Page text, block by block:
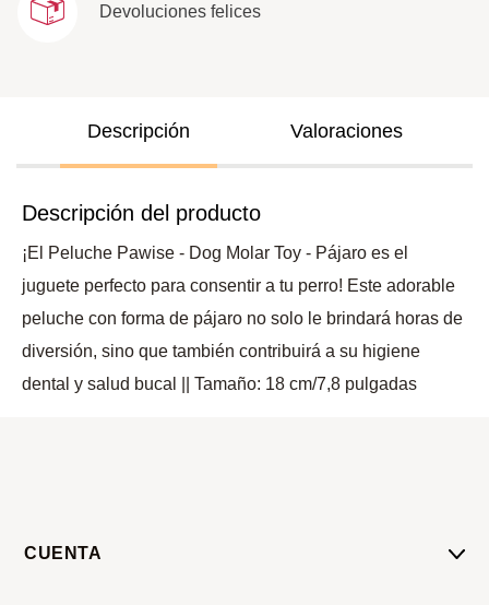
Devoluciones felices
Descripción Valoraciones
Descripción del producto
¡El Peluche Pawise - Dog Molar Toy - Pájaro es el
juguete perfecto para consentir a tu perro! Este adorable
peluche con forma de pájaro no solo le brindará horas de
diversión, sino que también contribuirá a su higiene
dental y salud bucal || Tamaño: 18 cm/7,8 pulgadas
CUENTA